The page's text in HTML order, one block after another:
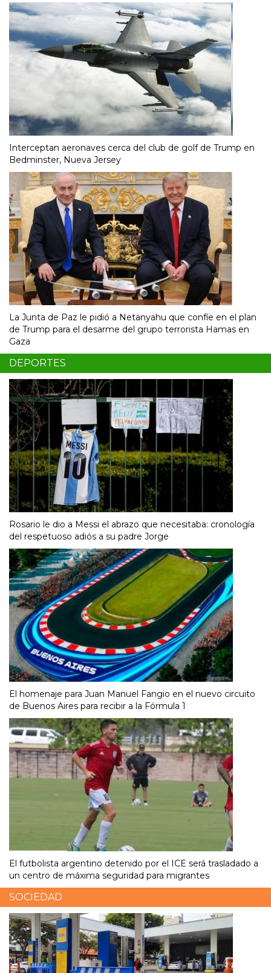
Interceptan aeronaves cerca del club de golf de Trump en
Bedminster, Nueva Jersey
La Junta de Paz le pidió a Netanyahu que confíe en el plan
de Trump para el desarme del grupo terrorista Hamas en
Gaza
DEPORTES
Rosario le dio a Messi el abrazo que necesitaba: cronología
del respetuoso adiós a su padre Jorge
El homenaje para Juan Manuel Fangio en el nuevo circuito
de Buenos Aires para recibir a la Fórmula 1
El futbolista argentino detenido por el ICE será trasladado a
un centro de máxima seguridad para migrantes
SOCIEDAD